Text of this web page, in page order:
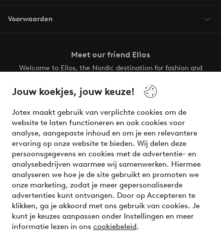
Jouw koekjes, jouw keuze!
Jotex maakt gebruik van verplichte cookies om de
website te laten functioneren en ook cookies voor
analyse, aangepaste inhoud en om je een relevantere
ervaring op onze website te bieden. Wij delen deze
persoonsgegevens en cookies met de advertentie- en
analysebedrijven waarmee wij samenwerken. Hiermee
analyseren we hoe je de site gebruikt en promoten we
onze marketing, zodat je meer gepersonaliseerde
advertenties kunt ontvangen. Door op Accepteren te
klikken, ga je akkoord met ons gebruik van cookies. Je
kunt je keuzes aanpassen onder Instellingen en meer
informatie lezen in ons cookiebeleid.
Voorwaarden
Meet our friend Ellos
Welcome to Ellos, the Nordic destination for fashion and
your wardrobe. Your next inspiring look is here!
Veilig betalen - Nu betalen of opsplitsen
Wil je meer weten over onze betaalopties?